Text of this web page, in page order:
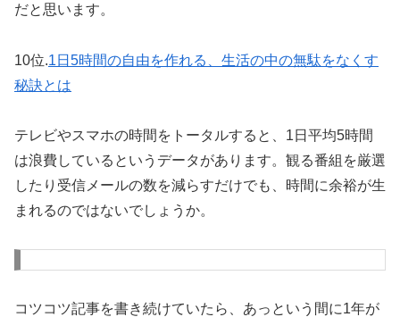
だと思います。
10位.1日5時間の自由を作れる、生活の中の無駄をなくす
秘訣とは
テレビやスマホの時間をトータルすると、1日平均5時間
は浪費しているというデータがあります。観る番組を厳選
したり受信メールの数を減らすだけでも、時間に余裕が生
まれるのではないでしょうか。
コツコツ記事を書き続けていたら、あっという間に1年が